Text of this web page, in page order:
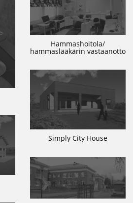
Hammashoitola/
hammaslääkärin vastaanotto
Simply City House